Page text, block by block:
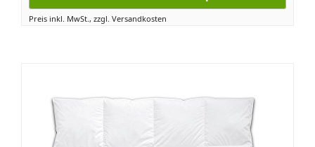
Preis inkl. MwSt., zzgl. Versandkosten